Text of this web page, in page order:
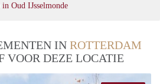
Oud IJsselmonde
IN ROTTERDAM
VOOR DEZE LOCATIE